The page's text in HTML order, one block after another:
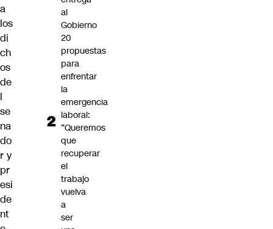
a
los
di
ch
os
de
l
se
na
do
r y
pr
esi
de
nt
al
Gobierno
20
propuestas
para
enfrentar
la
emergencia
laboral:
“Queremos
que
recuperar
el
trabajo
vuelva
a
ser